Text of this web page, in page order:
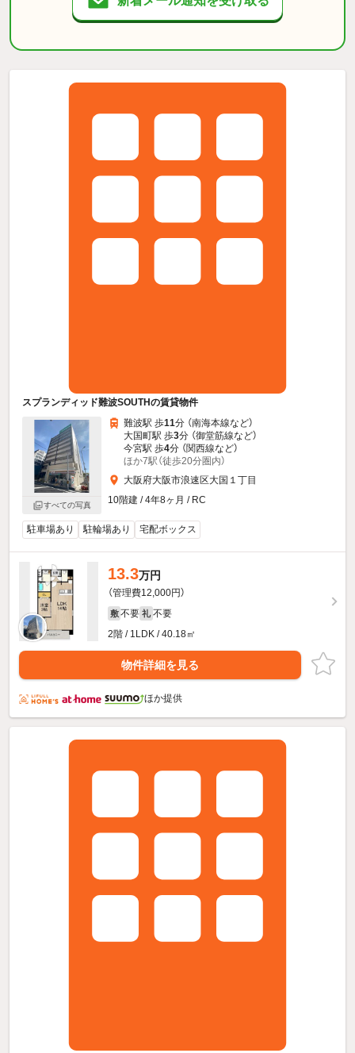
スプランディッド難波SOUTHの賃貸物件
すべての写真
難波駅 歩11分 （南海本線など）
大国町駅 歩3分 （御堂筋線など）
今宮駅 歩4分 （関西線など）
ほか7駅（徒歩20分圏内）
大阪府大阪市浪速区大国１丁目
10階建 / 4年8ヶ月 / RC
駐車場あり 駐輪場あり 宅配ボックス
13.3万円
（管理費12,000円）
敷 不要 礼 不要
2階 / 1LDK / 40.18㎡
物件詳細を見る
ほか提供